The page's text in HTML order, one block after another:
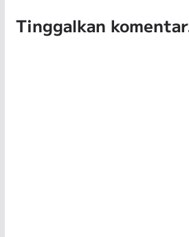
Tinggalkan